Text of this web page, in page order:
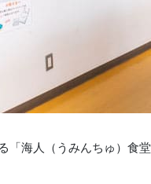
「海人（うみんちゅ）食